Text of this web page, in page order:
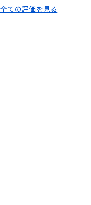
全ての評価を見る